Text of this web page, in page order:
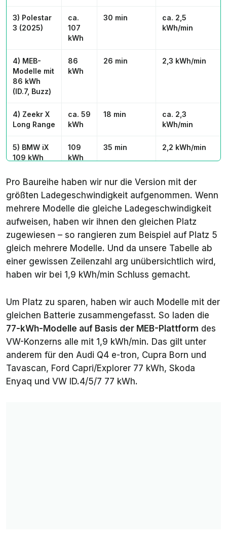
3) Polestar
3 (2025)
ca.
107
kWh
30 min
ca. 2,5
kWh/min
4) MEB-
Modelle mit
86 kWh
(ID.7, Buzz)
86
kWh
26 min 2,3 kWh/min
4) Zeekr X
Long Range
ca. 59
kWh
18 min
ca. 2,3
kWh/min
5) BMW iX
109 kWh
109
kWh
35 min 2,2 kWh/min
5) Mazda
CX-6e
ca. 77
kWh
24 min
ca. 2,2
5) Nio EL6
Long Range
ca.
90
kWh
30 min
ca. 2,2
kWh/min
Medium
Long Range
E-3008, E-
5008)
97
kWh
ca. 27 min
(20-80 %)
ca. 2,2
kWh/min
5) Polestar
4 (alle)
ca.
94
kWh
30 min
ca. 2,2
kWh/min
6) BMW i7
(alle)
102
kWh
34 min 2,1 kWh/min
Pro Baureihe haben wir nur die Version mit der
größten Ladegeschwindigkeit aufgenommen. Wenn
mehrere Modelle die gleiche Ladegeschwindigkeit
aufweisen, haben wir ihnen den gleichen Platz
zugewiesen – so rangieren zum Beispiel auf Platz 5
gleich mehrere Modelle. Und da unsere Tabelle ab
einer gewissen Zeilenzahl arg unübersichtlich wird,
haben wir bei 1,9 kWh/min Schluss gemacht.
Um Platz zu sparen, haben wir auch Modelle mit der
gleichen Batterie zusammengefasst. So laden die
77-kWh-Modelle auf Basis der MEB-Plattform des
VW-Konzerns alle mit 1,9 kWh/min. Das gilt unter
anderem für den Audi Q4 e-tron, Cupra Born und
Tavascan, Ford Capri/Explorer 77 kWh, Skoda
Enyaq und VW ID.4/5/7 77 kWh.